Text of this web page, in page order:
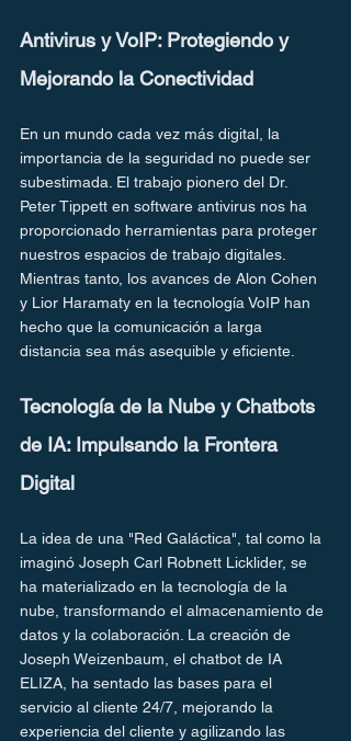
Antivirus y VoIP: Protegiendo y
Mejorando la Conectividad
En un mundo cada vez más digital, la
importancia de la seguridad no puede ser
subestimada. El trabajo pionero del Dr.
Peter Tippett en software antivirus nos ha
proporcionado herramientas para proteger
nuestros espacios de trabajo digitales.
Mientras tanto, los avances de Alon Cohen
y Lior Haramaty en la tecnología VoIP han
hecho que la comunicación a larga
distancia sea más asequible y eficiente.
Tecnología de la Nube y Chatbots
de IA: Impulsando la Frontera
Digital
La idea de una "Red Galáctica", tal como la
imaginó Joseph Carl Robnett Licklider, se
ha materializado en la tecnología de la
nube, transformando el almacenamiento de
datos y la colaboración. La creación de
Joseph Weizenbaum, el chatbot de IA
ELIZA, ha sentado las bases para el
servicio al cliente 24/7, mejorando la
experiencia del cliente y agilizando las